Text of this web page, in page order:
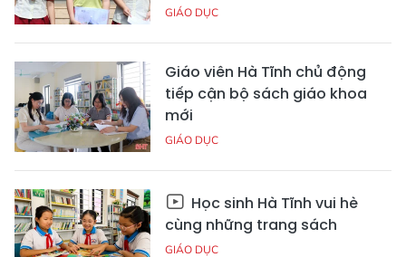
GIÁO DỤC
Giáo viên Hà Tĩnh chủ động
tiếp cận bộ sách giáo khoa
mới
GIÁO DỤC
Học sinh Hà Tĩnh vui hè
cùng những trang sách
GIÁO DỤC